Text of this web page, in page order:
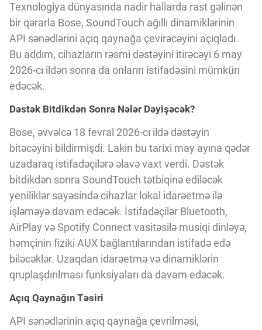
İSTIFADƏ ŞƏRTLƏRİ
MƏXFİLİK SİYASƏTİ
Haqqımızda
Vizyoner Baxışı
Innovasiya Bələdçisi
Gələcəyin Təhlili
Podkastlar
Texnologiya dünyasında nadir hallarda rast gəlinən
bir qərarla Bose, SoundTouch ağıllı dinamiklərinin
API sənədlərini açıq qaynağa çevirəcəyini açıqladı.
Bu addım, cihazların rəsmi dəstəyini itirəcəyi 6 may
2026-cı ildən sonra da onların istifadəsini mümkün
edəcək.
Dəstək Bitdikdən Sonra Nələr Dəyişəcək?
Bose, əvvəlcə 18 fevral 2026-cı ildə dəstəyin
bitəcəyini bildirmişdi. Lakin bu tarixi may ayına qədər
uzadaraq istifadəçilərə əlavə vaxt verdi. Dəstək
bitdikdən sonra SoundTouch tətbiqinə ediləcək
yeniliklər sayəsində cihazlar lokal idarəetmə ilə
işləməyə davam edəcək. İstifadəçilər Bluetooth,
AirPlay və Spotify Connect vasitəsilə musiqi dinləyə,
həmçinin fiziki AUX bağlantılarından istifadə edə
biləcəklər. Uzaqdan idarəetmə və dinamiklərin
qruplaşdırılması funksiyaları da davam edəcək.
Açıq Qaynağın Təsiri
API sənədlərinin açıq qaynağa çevrilməsi,